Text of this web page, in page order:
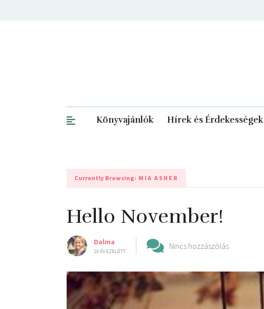
Könyvajánlók Hírek és Érdekességek
Currently Browsing: MIA ASHER
Hello November!
Dalma
10 ÉV EZELŐTT
Nincs hozzászólás